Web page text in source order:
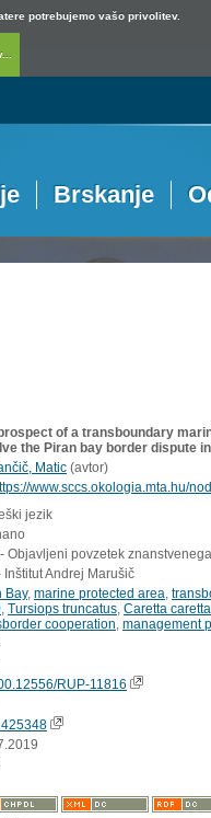
potrebujemo vašo privolitev.
Brskanje
of a transboundary
the Piran bay border dispute
Matic (avtor)
www.sccs.okologia.mta.hu/
jezik
Objavljeni povzetek
Inštitut Andrej Marušič
Bay, marine protected area
Tursiops truncatus Caretta caretta
cooperation management
RUP-11816